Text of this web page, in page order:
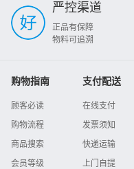
严控渠道
正品有保障
物料可追溯
购物指南
顾客必读
购物流程
商品搜索
会员等级
支付配送
在线支付
发票须知
快递运输
上门自提